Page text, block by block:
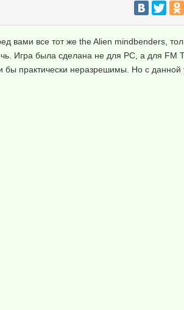
вами все тот же the Alien mindbenders,
Игра была сделана не для PC, а для FM
практически неразрешимы. Но с данной